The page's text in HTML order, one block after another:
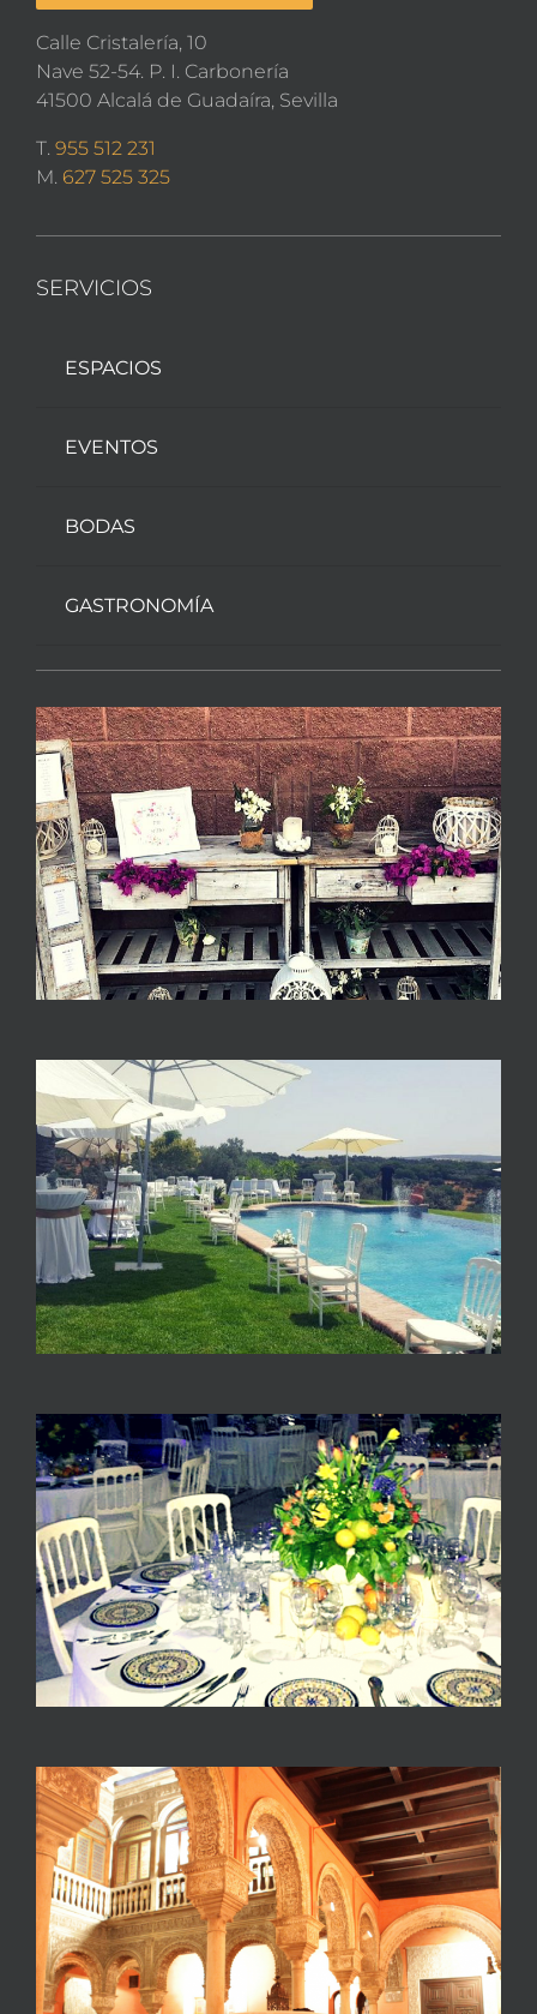
Calle Cristalería, 10
Nave 52-54. P. I. Carbonería
41500 Alcalá de Guadaíra, Sevilla
T. 955 512 231
M. 627 525 325
SERVICIOS
ESPACIOS
EVENTOS
BODAS
GASTRONOMÍA